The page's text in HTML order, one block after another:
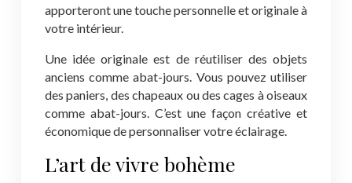
apporteront une touche personnelle et originale à
votre intérieur.
Une idée originale est de réutiliser des objets
anciens comme abat-jours. Vous pouvez utiliser
des paniers, des chapeaux ou des cages à oiseaux
comme abat-jours. C’est une façon créative et
économique de personnaliser votre éclairage.
L’art de vivre bohème